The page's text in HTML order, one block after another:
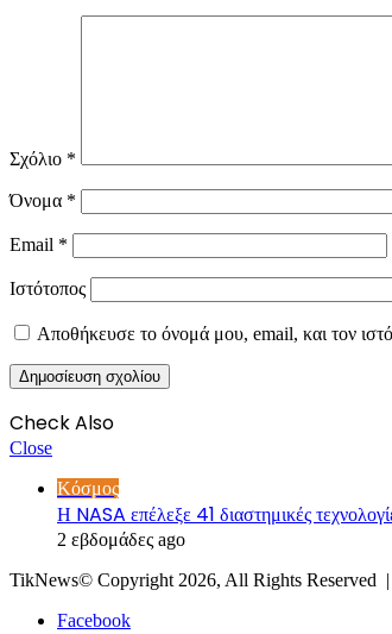
Σχόλιο *
Όνομα *
Email *
Ιστότοπος
Αποθήκευσε το όνομά μου, email, και τον
Check Also
Close
Κόσμος
Η NASA επέλεξε 41 διαστημικές
2 εβδομάδες ago
TikNews© Copyright 2026, All Rights Reserved |
Facebook